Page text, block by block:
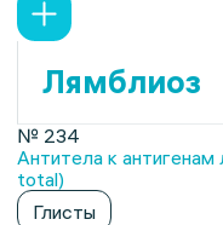
Лямблиоз
№ 234
Антитела к
total)
Глисты